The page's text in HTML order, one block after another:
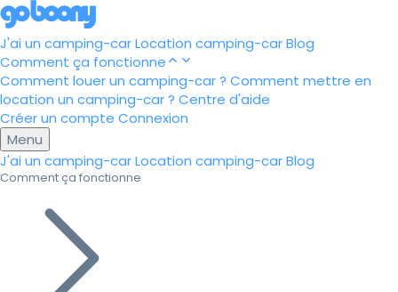
J'ai un camping-carLocation camping-carBlog
Comment ça fonctionne
Comment louer un camping-car ? Comment mettre en
location un camping-car ? Centre d'aide
Créer un compte Connexion
Menu
J'ai un camping-carLocation camping-carBlog
Comment ça fonctionne